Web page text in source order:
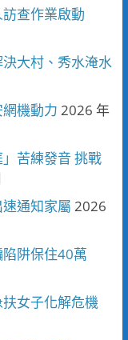
查作業啟動
大村、秀水淹水
機動力 2026 年
苦練發音 挑戰
通知家屬 2026
阱保住40萬
女子化解危機